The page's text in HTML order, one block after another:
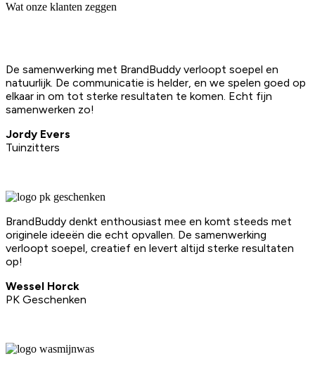
Wat onze klanten zeggen
De samenwerking met BrandBuddy verloopt soepel en
natuurlijk. De communicatie is helder, en we spelen goed op
elkaar in om tot sterke resultaten te komen. Echt fijn
samenwerken zo!
Jordy Evers
Tuinzitters
BrandBuddy denkt enthousiast mee en komt steeds met
originele ideeën die echt opvallen. De samenwerking
verloopt soepel, creatief en levert altijd sterke resultaten
op!
Wessel Horck
PK Geschenken